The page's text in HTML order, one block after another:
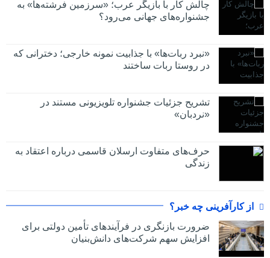
چالش کار با بازیگر عرب؛ «سرزمین فرشته‌ها» به
جشنواره‌های جهانی می‌رود؟
«نبرد ربات‌ها» با جذابیت نمونه خارجی؛ دخترانی که
در روستا ربات ساختند
تشریح جزئیات جشنواره‌ تلویزیونی مستند در
«نردبان»
حرف‌های متفاوت ارسلان قاسمی درباره اعتقاد به
زندگی
از کارآفرینی چه خبر؟
ضرورت بازنگری در فرآیندهای تأمین دولتی برای
افزایش سهم شرکت‌های دانش‌بنیان